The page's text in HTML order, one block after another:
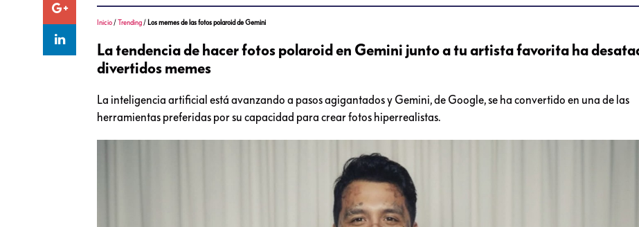
Inicio /Trending / Los memes de las fotos polaroid de Gemini
La tendencia de hacer fotos polaroid en Gemini junto a tu artista favorita ha
divertidos memes
La inteligencia artificial está avanzando a pasos agigantados y Gemini, de Google, se ha convertido en una de las
herramientas preferidas por su capacidad para crear fotos hiperrealistas.